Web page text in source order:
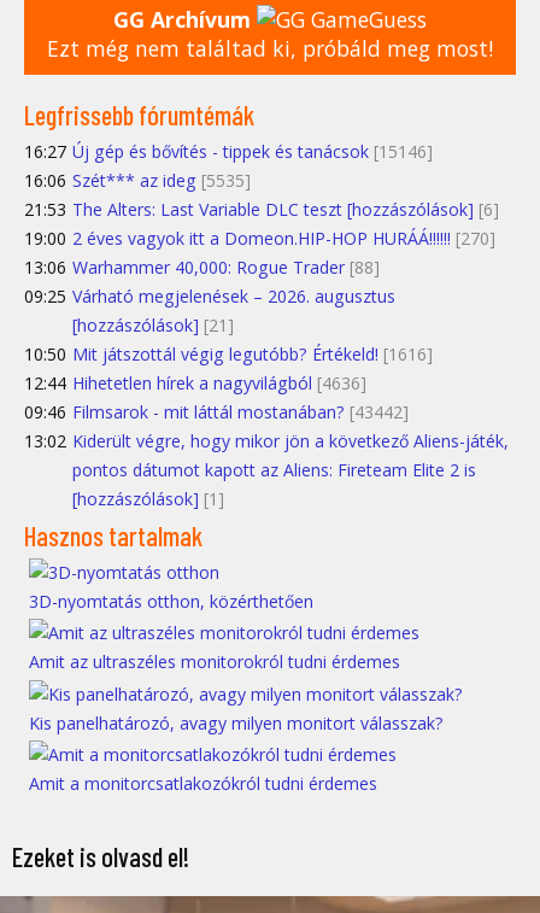
GG Archívum
Ezt még nem találtad ki, próbáld meg most!
Legfrissebb fórumtémák
16:27 Új gép és bővítés - tippek és tanácsok [15146]
16:06 Szét*** az ideg [5535]
21:53 The Alters: Last Variable DLC teszt [hozzászólások] [6]
19:00 2 éves vagyok itt a Domeon.HIP-HOP HURÁÁ!!!!!! [270]
13:06 Warhammer 40,000: Rogue Trader [88]
09:25 Várható megjelenések – 2026. augusztus
[hozzászólások] [21]
10:50 Mit játszottál végig legutóbb? Értékeld! [1616]
12:44 Hihetetlen hírek a nagyvilágból [4636]
09:46 Filmsarok - mit láttál mostanában? [43442]
13:02 Kiderült végre, hogy mikor jön a következő Aliens-játék,
pontos dátumot kapott az Aliens: Fireteam Elite 2 is
[hozzászólások] [1]
Hasznos tartalmak
3D-nyomtatás otthon, közérthetően
Amit az ultraszéles monitorokról tudni érdemes
Kis panelhatározó, avagy milyen monitort válasszak?
Amit a monitorcsatlakozókról tudni érdemes
Ezeket is olvasd el!